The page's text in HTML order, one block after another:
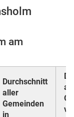
am
Durchschnitt
aller
Gemeinden
in